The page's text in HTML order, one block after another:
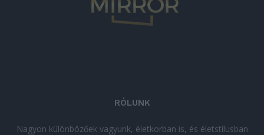
RÓLUNK
Nagyon különbözőek vagyunk, életkorban is, és életstílusban